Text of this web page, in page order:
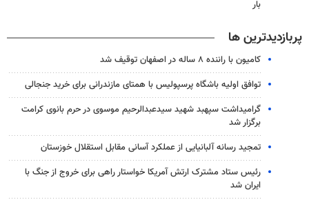
بار
پربازدیدترین ها
کامیون با راننده ۸ ساله در اصفهان توقیف شد
توافق اولیه باشگاه پرسپولیس با همتای مازندرانی برای خرید جنجالی
گرامیداشت سپهبد شهید سیدعبدالرحیم موسوی در حرم بانوی کرامت
برگزار شد
تمجید رسانه آلبانیایی از عملکرد آسانی مقابل استقلال خوزستان
رئیس ستاد مشترک ارتش آمریکا خواستار راهی برای خروج از جنگ با
ایران شد